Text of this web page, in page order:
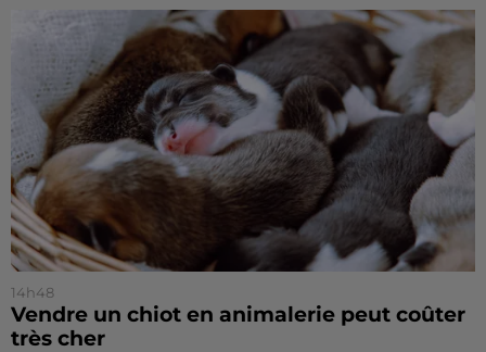
14h48
Vendre un chiot en animalerie peut coûter
très cher